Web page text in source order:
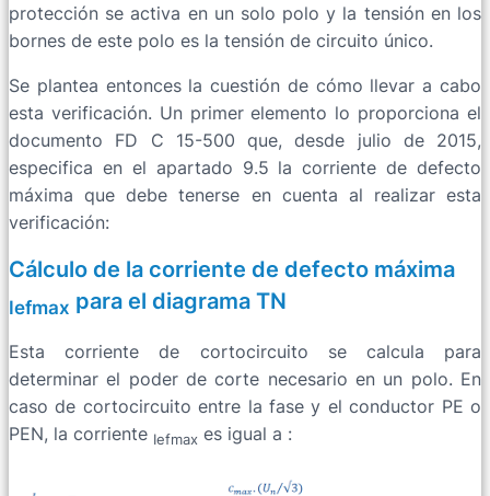
protección se activa en un solo polo y la tensión en los
bornes de este polo es la tensión de circuito único.
Se plantea entonces la cuestión de cómo llevar a cabo
esta verificación. Un primer elemento lo proporciona el
documento FD C 15-500 que, desde julio de 2015,
especifica en el apartado 9.5 la corriente de defecto
máxima que debe tenerse en cuenta al realizar esta
verificación:
Cálculo de la corriente de defecto máxima
Iefmax para el diagrama TN
Esta corriente de cortocircuito se calcula para
determinar el poder de corte necesario en un polo. En
caso de cortocircuito entre la fase y el conductor PE o
PEN, la corriente Iefmax es igual a :